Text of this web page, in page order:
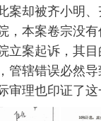
案却被齐小明
，本案卷宗没
立案起诉，其
管辖错误必然
审理也印证了这